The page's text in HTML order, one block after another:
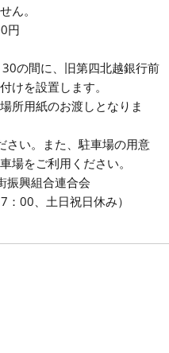
ん。
円
の間に、旧第四北越銀行前
けを設置します。
所用紙のお渡しとなりま
さい。また、駐車場の用意
場をご利用ください。
振興組合連合会
00、土日祝日休み）